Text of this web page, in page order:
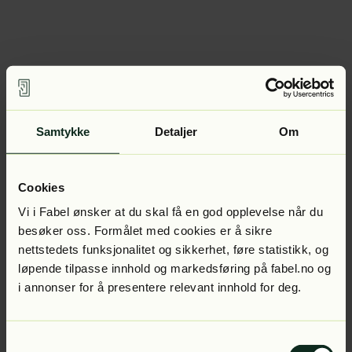
Samtykke Detaljer Om
Cookies
Vi i Fabel ønsker at du skal få en god opplevelse når du
besøker oss. Formålet med cookies er å sikre
nettstedets funksjonalitet og sikkerhet, føre statistikk, og
løpende tilpasse innhold og markedsføring på fabel.no og
i annonser for å presentere relevant innhold for deg.